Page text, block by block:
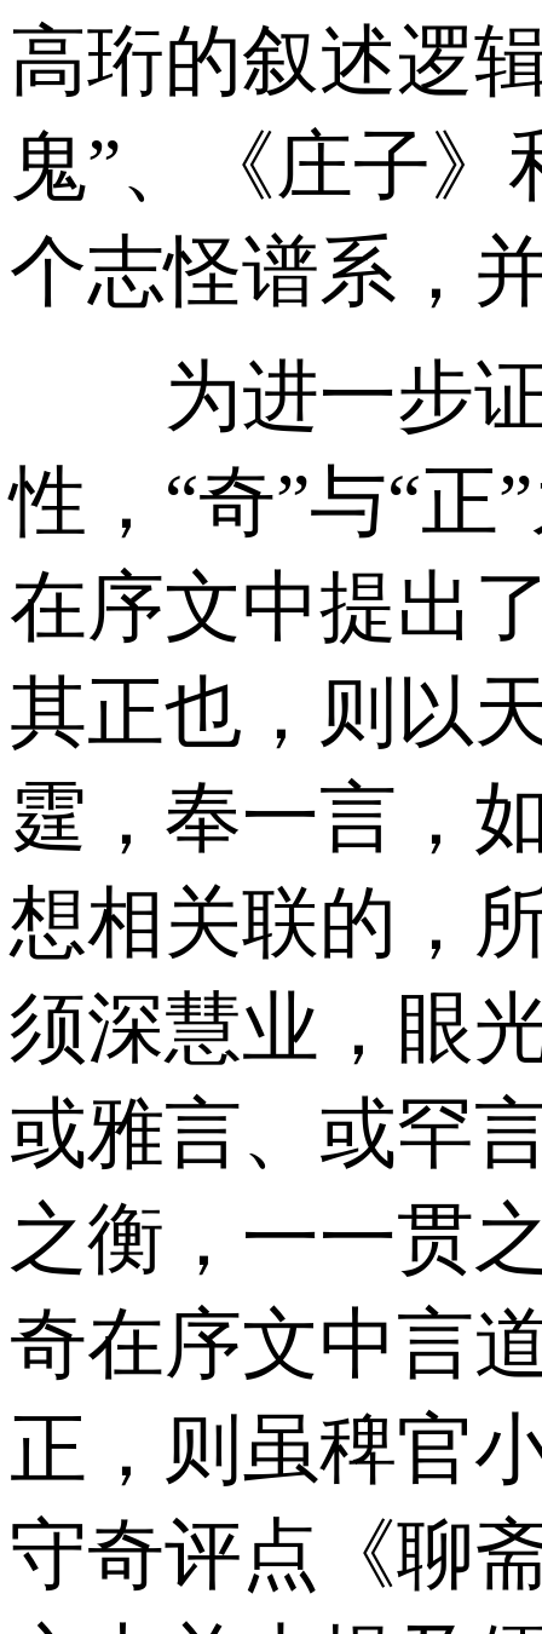
高珩的叙述逻
鬼”、《庄子
个志怪谱系，
为进一步证
性，“奇”与“
在序文中提出
其正也，则以
霆，奉一言，
想相关联的，
须深慧业，眼
或雅言、或罕
之衡，一一贯
奇在序文中言
正，则虽稗官
守奇评点《聊